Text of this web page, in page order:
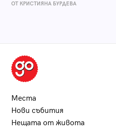
ОТ КРИСТИЯНА БУРДЕВА
Места
Нови събития
Нещата от живота